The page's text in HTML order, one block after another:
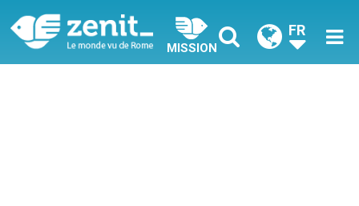
MISSION
FR